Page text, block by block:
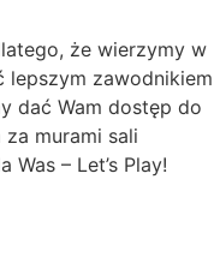
że wierzymy w
zawodnikiem
dać Wam dostęp do
murami sali
– Let’s Play!